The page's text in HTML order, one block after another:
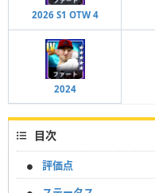
2026 S1 OTW 4
2024
目次
評価点